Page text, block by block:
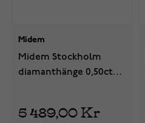
Midem
Midem Stockholm
diamanthänge 0,50ct
5 489,00 Kr